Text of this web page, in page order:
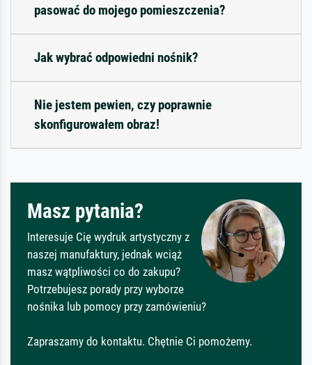
pasować do mojego pomieszczenia?
Jak wybrać odpowiedni nośnik?
Nie jestem pewien, czy poprawnie
skonfigurowałem obraz!
Masz pytania?
Interesuje Cię wydruk artystyczny z
naszej manufaktury, jednak wciąż
masz wątpliwości co do zakupu?
Potrzebujesz porady przy wyborze
nośnika lub pomocy przy zamówieniu?
Zapraszamy do kontaktu. Chętnie Ci pomożemy.